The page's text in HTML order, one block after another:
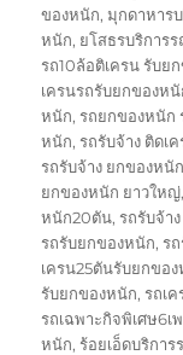
ของหนัก,มุกดาหาร
หนัก, ยโสธรบริการ
รถ10ล้อติเครน รับย
เครนรถรับยกของหนั
หนัก,รถยกของหนัก
หนัก,รถรับจ้าง ติดเ
รถรับจ้าง ยกของหนั
ยกของหนัก ยาวใหญ่
หนัก20ตัน,รถรับจ้า
รถรับยกของหนัก,ร
เครน25ตันรับยกขอ
รับยกของหนัก,รถเ
รถเฉพาะกิจพิเศษ6เ
หนัก,ร้อยเอ็ดบริกา